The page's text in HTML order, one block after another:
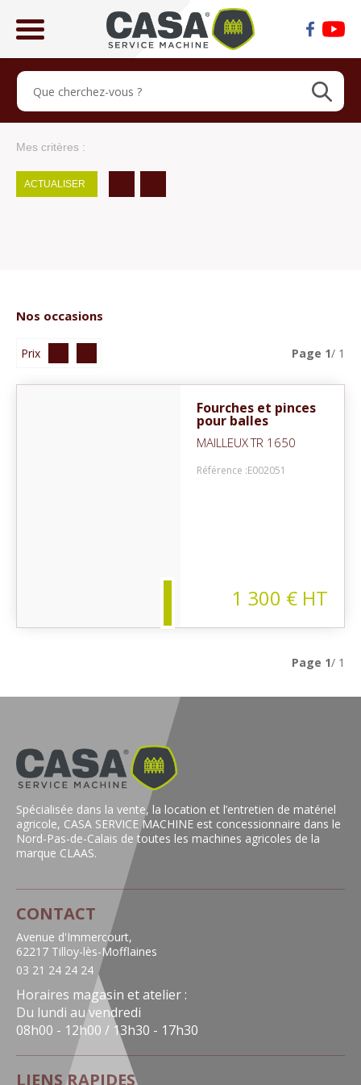
Mes critères :
ACTUALISER
Nos occasions
Prix Page 1/ 1
Fourches et pinces
pour balles
MAILLEUXTR 1650
Référence :E002051
1 300 € HT
Page 1/ 1
Spécialisée dans la vente, la location et l’entretien de matériel
agricole, CASA SERVICE MACHINE est concessionnaire dans le
Nord-Pas-de-Calais de toutes les machines agricoles de la
marque CLAAS.
CONTACT
Avenue d'Immercourt,
62217 Tilloy-lès-Mofflaines
03 21 24 24 24
Horaires magasin et atelier :
Du lundi au vendredi
08h00 - 12h00 / 13h30 - 17h30
LIENS RAPIDES